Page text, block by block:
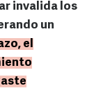
invalida los
un
el